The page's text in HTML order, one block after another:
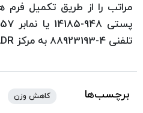
مراتب را از طریق تکمیل
تلفنی 4-88923193 به مرکز ADR گزارش دهند.
برچسب‌ها کاهش وزن